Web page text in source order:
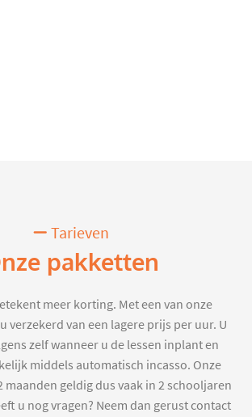
Tarieven
pakketten
meer korting. Met een van onze
verzekerd van een lagere prijs per uur. U
zelf wanneer u de lessen inplant en
middels automatisch incasso. Onze
maanden geldig dus vaak in 2 schooljaren
u nog vragen? Neem dan gerust contact